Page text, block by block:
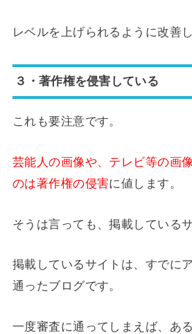
レベルを上げられるように改善
３・著作権を侵害している
これも要注意です。
芸能人の画像や、テレビ等の画
のは著作権の侵害に値します。
そうは言っても、掲載している
掲載しているサイトは、すでに
通ったブログです。
一度審査に通ってしまえば、あ